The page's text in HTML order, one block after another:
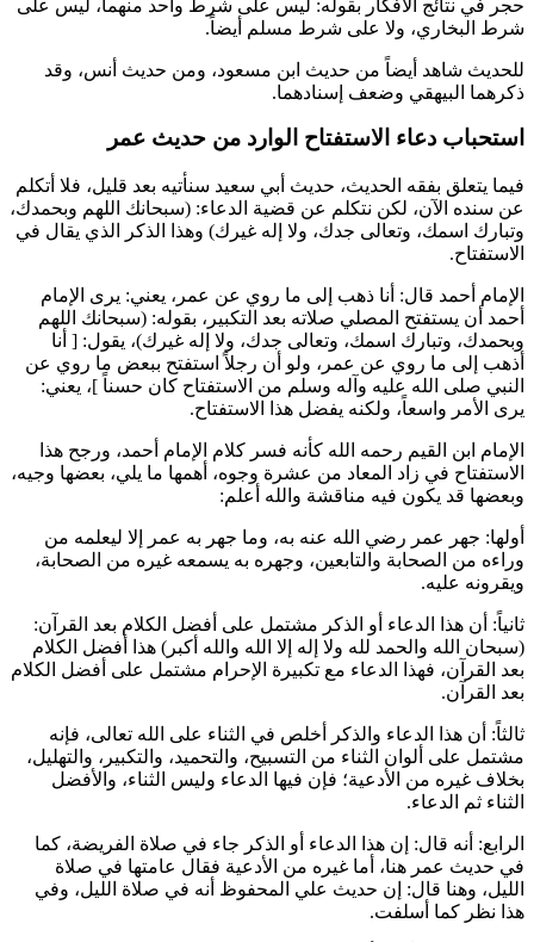
حجر في نتائج الأفكار بقوله: ليس على شرط واحد منهما، ليس على
شرط البخاري، ولا على شرط مسلم أيضاً.
للحديث شاهد أيضاً من حديث ابن مسعود، ومن حديث أنس، وقد
ذكرهما البيهقي وضعف إسنادهما.
استحباب دعاء الاستفتاح الوارد من حديث عمر
فيما يتعلق بفقه الحديث، حديث أبي سعيد سنأتيه بعد قليل، فلا أتكلم
عن سنده الآن، لكن نتكلم عن قضية الدعاء: (سبحانك اللهم وبحمدك،
وتبارك اسمك، وتعالى جدك، ولا إله غيرك) وهذا الذكر الذي يقال في
الاستفتاح.
الإمام أحمد قال: أنا ذهب إلى ما روي عن عمر ، يعني: يرى الإمام
أحمد أن يستفتح المصلي صلاته بعد التكبير، بقوله: (سبحانك اللهم
وبحمدك، وتبارك اسمك، وتعالى جدك، ولا إله غيرك)، يقول: [ أنا
أذهب إلى ما روي عن عمر ، ولو أن رجلاً استفتح ببعض ما روي عن
النبي صلى الله عليه وآله وسلم من الاستفتاح كان حسناً ]، يعني:
يرى الأمر واسعاً، ولكنه يفضل هذا الاستفتاح.
الإمام ابن القيم رحمه الله كأنه فسر كلام الإمام أحمد، ورجح هذا
الاستفتاح في زاد المعاد من عشرة وجوه، أهمها ما يلي، بعضها وجيه،
وبعضها قد يكون فيه مناقشة والله أعلم:
أولها: جهر عمر رضي الله عنه به، وما جهر به عمر
إلا ليعلمه من
وراءه من الصحابة والتابعين، وجهره به يسمعه غيره من الصحابة،
ويقرونه عليه.
ثانياً: أن هذا الدعاء أو الذكر مشتمل على أفضل الكلام بعد القرآن:
(سبحان الله والحمد لله ولا إله إلا الله والله أكبر) هذا أفضل الكلام
بعد القرآن، فهذا الدعاء مع تكبيرة الإحرام مشتمل على أفضل الكلام
بعد القرآن.
ثالثاً: أن هذا الدعاء والذكر أخلص في الثناء على الله تعالى، فإنه
مشتمل على ألوان الثناء من التسبيح، والتحميد، والتكبير، والتهليل،
بخلاف غيره من الأدعية؛ فإن فيها الدعاء وليس الثناء، والأفضل
الثناء ثم الدعاء.
الرابع: أنه قال: إن هذا الدعاء أو الذكر جاء في صلاة الفريضة، كما
في حديث عمر هنا، أما غيره من الأدعية فقال عامتها في صلاة
الليل، وهنا قال: إن حديث علي المحفوظ أنه في صلاة الليل، وفي
هذا نظر كما أسلفت.